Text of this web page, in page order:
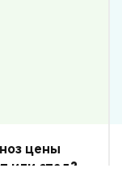
цены
или спад?